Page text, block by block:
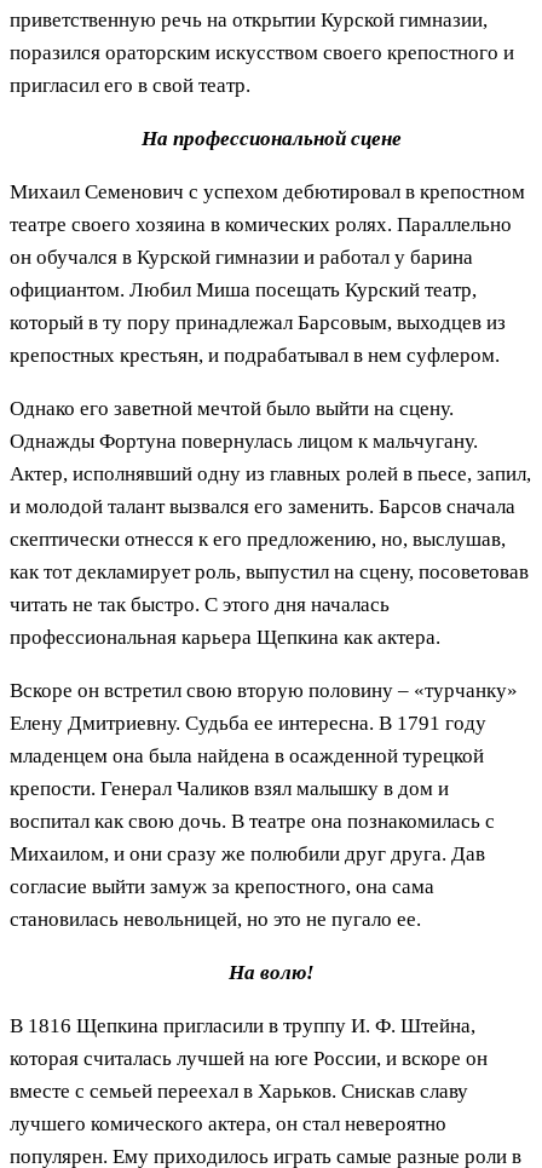
приветственную речь на открытии Курской гимназии,
поразился ораторским искусством своего крепостного и
пригласил его в свой театр.
На профессиональной сцене
Михаил Семенович с успехом дебютировал в крепостном
театре своего хозяина в комических ролях. Параллельно
он обучался в Курской гимназии и работал у барина
официантом. Любил Миша посещать Курский театр,
который в ту пору принадлежал Барсовым, выходцев из
крепостных крестьян, и подрабатывал в нем суфлером.
Однако его заветной мечтой было выйти на сцену.
Однажды Фортуна повернулась лицом к мальчугану.
Актер, исполнявший одну из главных ролей в пьесе, запил,
и молодой талант вызвался его заменить. Барсов сначала
скептически отнесся к его предложению, но, выслушав,
как тот декламирует роль, выпустил на сцену, посоветовав
читать не так быстро. С этого дня началась
профессиональная карьера Щепкина как актера.
Вскоре он встретил свою вторую половину – «турчанку»
Елену Дмитриевну. Судьба ее интересна. В 1791 году
младенцем она была найдена в осажденной турецкой
крепости. Генерал Чаликов взял малышку в дом и
воспитал как свою дочь. В театре она познакомилась с
Михаилом, и они сразу же полюбили друг друга. Дав
согласие выйти замуж за крепостного, она сама
становилась невольницей, но это не пугало ее.
На волю!
В 1816 Щепкина пригласили в труппу И. Ф. Штейна,
которая считалась лучшей на юге России, и вскоре он
вместе с семьей переехал в Харьков. Снискав славу
лучшего комического актера, он стал невероятно
популярен. Ему приходилось играть самые разные роли в